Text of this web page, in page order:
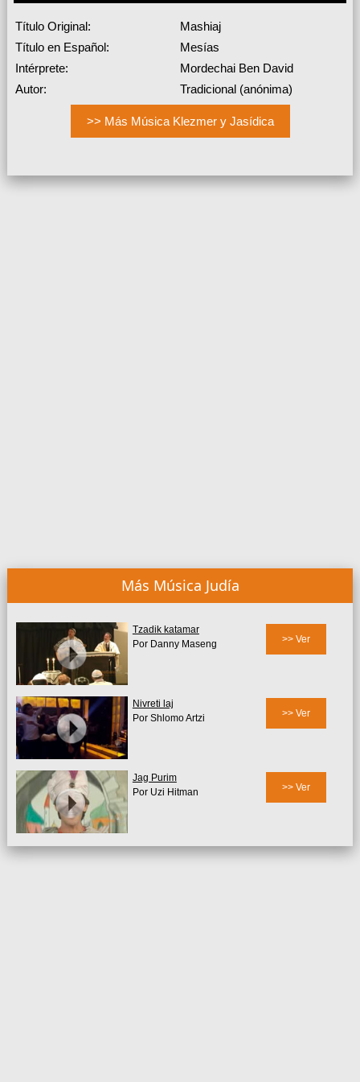
Título Original:
Mashiaj
Título en Español:
Mesías
Intérprete:
Mordechai Ben David
Autor:
Tradicional (anónima)
>> Más Música Klezmer y Jasídica
Más Música Judía
Tzadik katamar
Por Danny Maseng
>> Ver
Nivreti laj
Por Shlomo Artzi
>> Ver
Jag Purim
Por Uzi Hitman
>> Ver